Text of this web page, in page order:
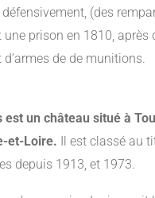
(des
prison en 1810, après
de de munitions.
est un château situé à
et-Loire. Il est classé au
depuis 1913, et 1973.